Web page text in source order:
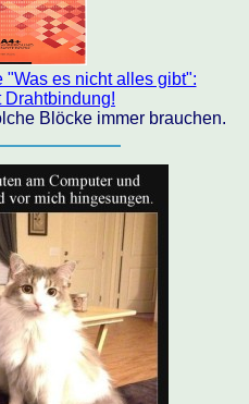
"Was es nicht alles gibt":
Drahtbindung!
Blöcke immer brauchen.